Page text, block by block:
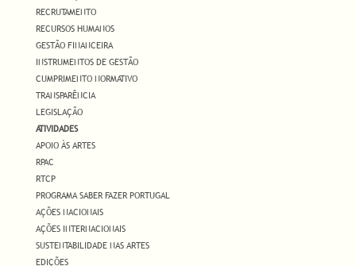
RECRUTAMENTO
RECURSOS HUMANOS
GESTÃO FINANCEIRA
INSTRUMENTOS DE GESTÃO
CUMPRIMENTO NORMATIVO
TRANSPARÊNCIA
LEGISLAÇÃO
ATIVIDADES
APOIO ÀS ARTES
RPAC
RTCP
PROGRAMA SABER FAZER PORTUGAL
AÇÕES NACIONAIS
AÇÕES INTERNACIONAIS
SUSTENTABILIDADE NAS ARTES
EDIÇÕES